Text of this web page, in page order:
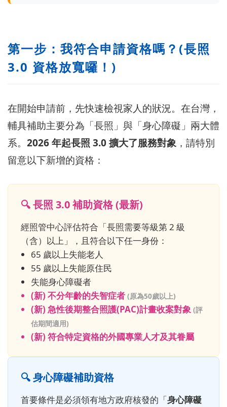
第一步：我符合申請資格嗎？(長照
3.0 資格放寬囉！)
在開始申請前，先快速檢視家人的狀況。在台灣，
輔具補助主要分為「長照」與「身心障礙」兩大體
系。 2026 年起長照 3.0 擴大了服務對象 ，請特別
留意以下新增的資格：
🔍 長照 3.0 補助資格 (最新)
經照管中心評估符合「長照需要等級第 2 級
（含）以上」，且符合以下任一身份：
65 歲以上失能老人
55 歲以上失能原住民
失能身心障礙者
(新) 不分年齡的失智症者 (原為50歲以上)
(新) 急性後期整合照護(PAC)計畫收案對象 (評
估期間適用)
(新) 符合特定資格的外國專業人才及其眷屬
🔍 身心障礙補助資格
首要條件是必須領有地方政府核發的「身心障礙